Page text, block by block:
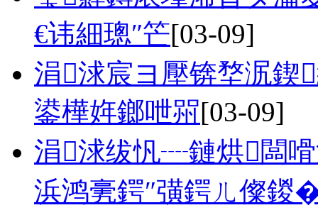
€讳細璁″笀[03-09]
涓浗宸ヨ壓锛堥泦鍥
鍙樺姩鎯呭喌[03-09]
涓浗绂忛┈鏈烘闆
浜鸿亴鍔″彉鍔ㄦ儏鍐